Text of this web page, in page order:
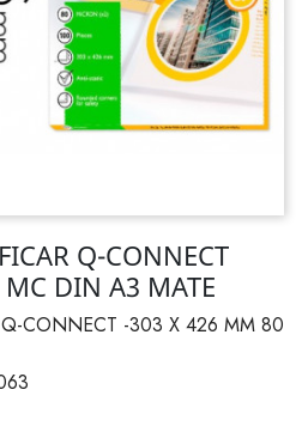
Q-CONNECT
DIN A3 MATE
CONNECT -303 X 426 MM 80